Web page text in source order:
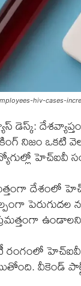
hiv-cases-
డెస్క్:
నిజం ఒకటి
హెచ్‌ఐవీ
దేశంలో
రంగంలో హెచ్‌ఐవీ
వీకెండ్